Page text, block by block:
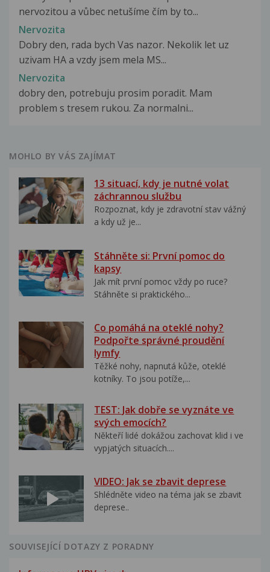
nervozitou a vůbec netušíme čím by to...
Nervozita
Dobry den, rada bych Vas nazor. Nekolik let uz
uzivam HA a vzdy jsem mela MS...
Nervozita
dobry den, potrebuju prosim poradit. Mam
problem s tresem rukou. Za normalni...
MOHLO BY VÁS ZAJÍMAT
13 situací, kdy je nutné volat
záchrannou službu
Rozpoznat, kdy je zdravotní stav vážný
a kdy už je...
Stáhněte si: První pomoc do
kapsy
Jak mít první pomoc vždy po ruce?
Stáhněte si praktického...
Co pomáhá na oteklé nohy?
Podpořte správné proudění
lymfy
Těžké nohy, napnutá kůže, oteklé
kotníky. To jsou potíže,...
TEST: Jak dobře se vyznáte ve
svých emocích?
Někteří lidé dokážou zachovat klid i ve
vypjatých situacích....
VIDEO: Jak se zbavit deprese
Shlédněte video na téma jak se zbavit
deprese..
SOUVISEJÍCÍ DOTAZY Z PORADNY